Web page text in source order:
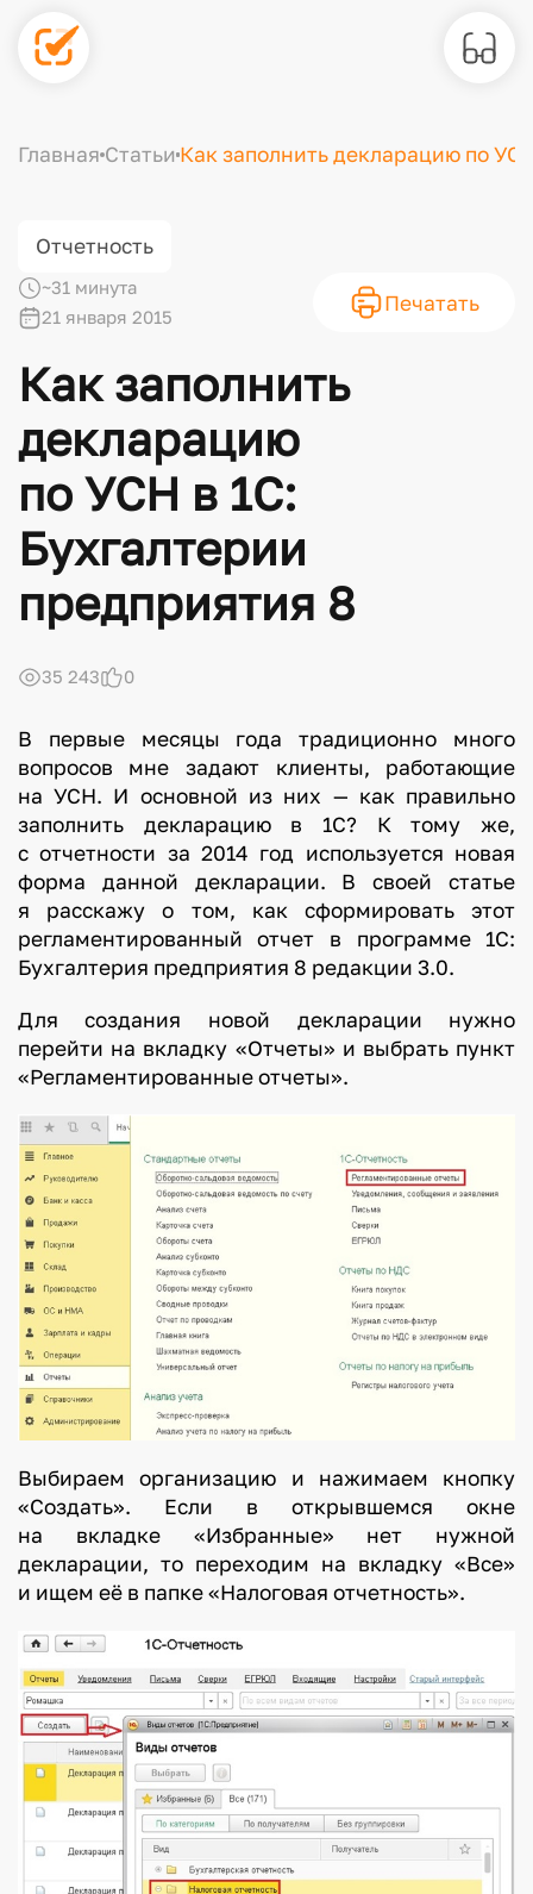
Главная Статьи Как заполнить декларацию по
Отчетность
~31 минута
21 января 2015
Печатать
Как заполнить
декларацию
по УСН в 1С:
Бухгалтерии
предприятия 8
35 243 0
В первые месяцы года традиционно много
вопросов мне задают клиенты, работающие
на УСН. И основной из них — как правильно
заполнить декларацию в 1С? К тому же,
с отчетности за 2014 год используется новая
форма данной декларации. В своей статье
я расскажу о том, как сформировать этот
регламентированный отчет в программе 1С:
Бухгалтерия предприятия 8 редакции 3.0.
Для создания новой декларации нужно
перейти на вкладку «Отчеты» и выбрать пункт
«Регламентированные отчеты».
Выбираем организацию и нажимаем кнопку
«Создать». Если в открывшемся окне
на вкладке «Избранные» нет нужной
декларации, то переходим на вкладку «Все»
и ищем её в папке «Налоговая отчетность».